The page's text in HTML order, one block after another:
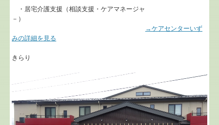
・居宅介護支援（相談支援・ケアマネージャ
－）
→ケアセンターいず
みの詳細を見る
きらり